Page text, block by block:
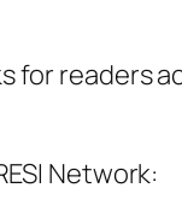
for readers
Network: